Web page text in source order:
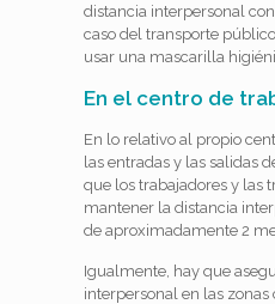
distancia interpersonal
caso del transporte
usar una mascarilla
En el centro de
En lo relativo al propio
las entradas y las salidas
que los trabajadores y las
mantener la distancia
de aproximadamente 2
Igualmente, hay que
interpersonal en las